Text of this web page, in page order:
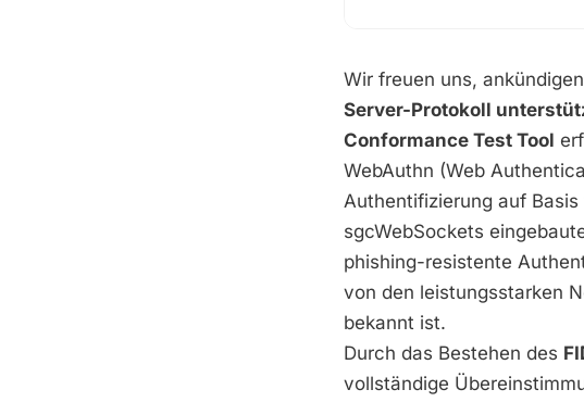
Wir freuen uns,
Server-Protokoll
Conformance Test Tool
WebAuthn (Web
Authentifizierung auf
sgcWebSockets
phishing-resistente
von den leistungsstarken
bekannt ist.
Durch das Bestehen des
vollständige